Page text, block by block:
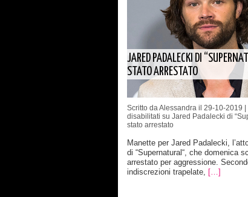
JARED PADALECKI DI
STATO ARRESTATO
Scritto da Alessandra il 29-10-2019 |
disabilitati su Jared Padalecki di
stato arrestato
Manette per Jared Padalecki,
di “Supernatural“, che domenica
arrestato per aggressione.
indiscrezioni trapelate, […]